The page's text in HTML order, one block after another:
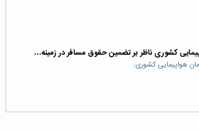
کشوری ناظر بر تضمین حقوق مسافر در زمینه…
هواپیمایی کشوری: